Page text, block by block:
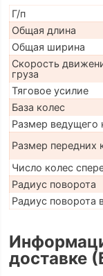
Г/п
Общая длина
Общая ширина
Скорость
груза
Тяговое усилие
База колес
Размер ведущего
Размер передних
Число колес
Радиус поворота
Радиус поворота
доставке